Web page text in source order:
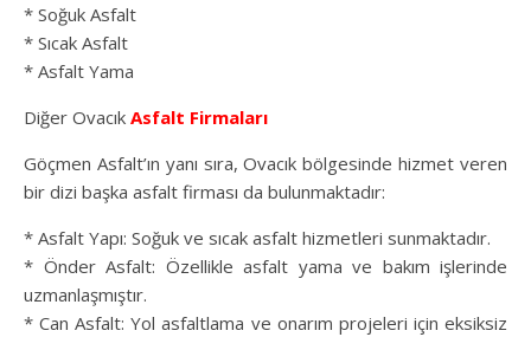
* Soğuk Asfalt
* Sıcak Asfalt
* Asfalt Yama
Diğer Ovacık Asfalt Firmaları
Göçmen Asfalt’ın yanı sıra, Ovacık bölgesinde hizmet veren
bir dizi başka asfalt firması da bulunmaktadır:
* Asfalt Yapı: Soğuk ve sıcak asfalt hizmetleri sunmaktadır.
* Önder Asfalt: Özellikle asfalt yama ve bakım işlerinde
uzmanlaşmıştır.
* Can Asfalt: Yol asfaltlama ve onarım projeleri için eksiksiz